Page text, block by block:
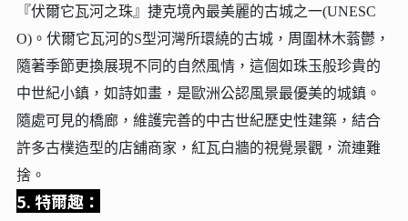
『伏爾它瓦河之珠』捷克境內最美麗的古城之一(UNESC
O)。伏爾它瓦河的S型河灣所環繞的古城，周圍林木蓊鬱，
隨著季節更換展現不同的自然風情，這個如珠玉般珍貴的
中世紀小鎮，如詩如畫，是歐洲公認風景最優美的城鎮。
隨處可見的橋廊，維護完善的中古世紀歷史性建築，結合
許多古樸造型的店舖商家，紅瓦白牆的視覺景觀，流連難
捨。
5. 特爾趣：